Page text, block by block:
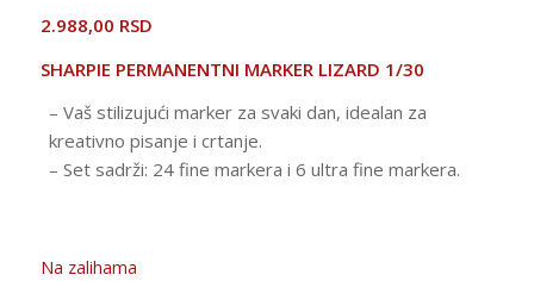
2.988,00 RSD
SHARPIE PERMANENTNI MARKER LIZARD 1/30
– Vaš stilizujući marker za svaki dan, idealan za
kreativno pisanje i crtanje.
– Set sadrži: 24 fine markera i 6 ultra fine markera.
Na zalihama